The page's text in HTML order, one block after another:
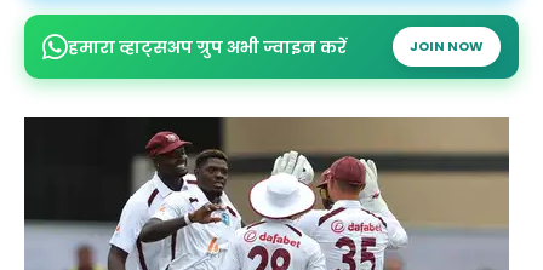
हमारा व्हाट्सअप ग्रुप अभी ज्वाइन करें JOIN NOW